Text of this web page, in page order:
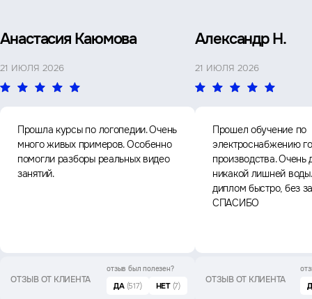
Анастасия Каюмова
21 ИЮЛЯ 2026
Прошла курсы по логопедии. Очень
много живых примеров. Особенно
помогли разборы реальных видео
занятий.
ОТЗЫВ ОТ КЛИЕНТА
отзыв был полезен?
ДА (517) НЕТ (7)
Александр Н.
21 ИЮЛЯ 2026
Прошел обучение по
электроснабжению
производства. Очень
никакой лишней
диплом быстро, без
СПАСИБО
ОТЗЫВ ОТ КЛИЕНТА